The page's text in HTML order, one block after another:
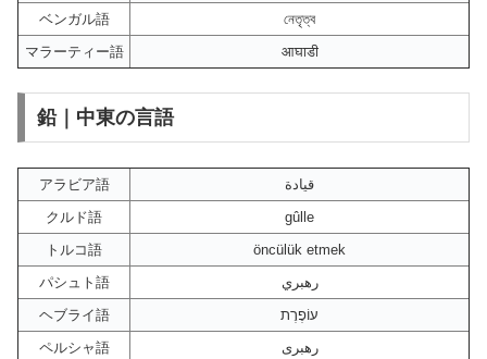
ベンガル語
নেতৃত্ব
マラーティー語
आघाडी
鉛｜中東の言語
アラビア語
قيادة
クルド語
gûlle
トルコ語
öncülük etmek
パシュト語
رهبري
ヘブライ語
עוֹפֶרֶת
ペルシャ語
رهبری